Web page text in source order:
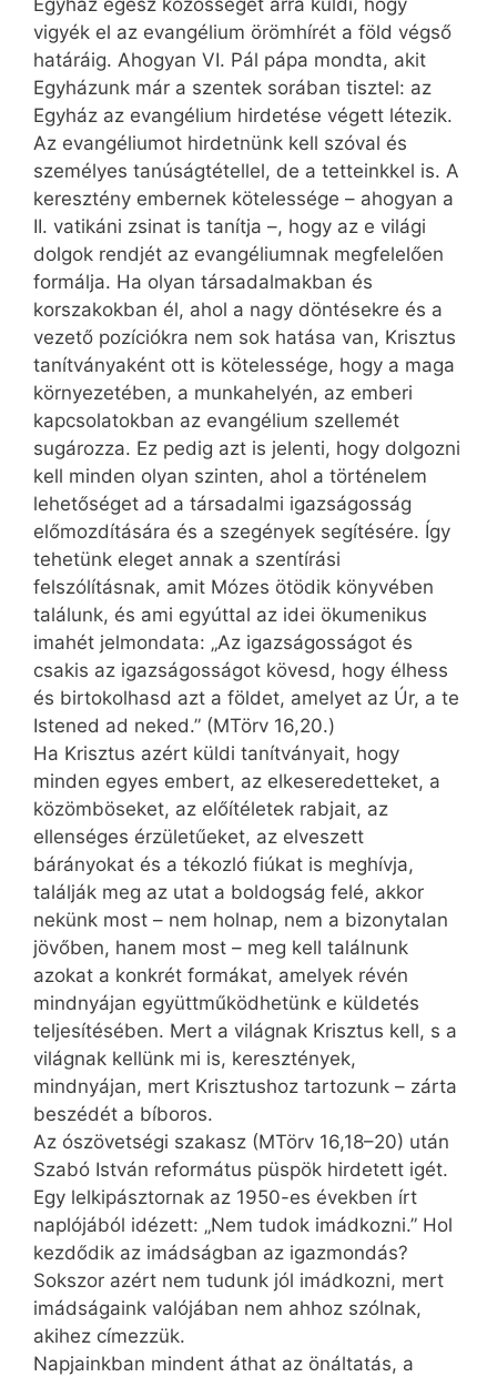
Egyház egész közösségét arra küldi, hogy
vigyék el az evangélium örömhírét a föld végső
határáig. Ahogyan VI. Pál pápa mondta, akit
Egyházunk már a szentek sorában tisztel: az
Egyház az evangélium hirdetése végett létezik.
Az evangéliumot hirdetnünk kell szóval és
személyes tanúságtétellel, de a tetteinkkel is. A
keresztény embernek kötelessége – ahogyan a
II. vatikáni zsinat is tanítja –, hogy az e világi
dolgok rendjét az evangéliumnak megfelelően
formálja. Ha olyan társadalmakban és
korszakokban él, ahol a nagy döntésekre és a
vezető pozíciókra nem sok hatása van, Krisztus
tanítványaként ott is kötelessége, hogy a maga
környezetében, a munkahelyén, az emberi
kapcsolatokban az evangélium szellemét
sugározza. Ez pedig azt is jelenti, hogy dolgozni
kell minden olyan szinten, ahol a történelem
lehetőséget ad a társadalmi igazságosság
előmozdítására és a szegények segítésére. Így
tehetünk eleget annak a szentírási
felszólításnak, amit Mózes ötödik könyvében
találunk, és ami egyúttal az idei ökumenikus
imahét jelmondata: „Az igazságosságot és
csakis az igazságosságot kövesd, hogy élhess
és birtokolhasd azt a földet, amelyet az Úr, a te
Istened ad neked.” (MTörv 16,20.)
Ha Krisztus azért küldi tanítványait, hogy
minden egyes embert, az elkeseredetteket, a
közömböseket, az előítéletek rabjait, az
ellenséges érzületűeket, az elveszett
bárányokat és a tékozló fiúkat is meghívja,
találják meg az utat a boldogság felé, akkor
nekünk most – nem holnap, nem a bizonytalan
jövőben, hanem most – meg kell találnunk
azokat a konkrét formákat, amelyek révén
mindnyájan együttműködhetünk e küldetés
teljesítésében. Mert a világnak Krisztus kell, s a
világnak kellünk mi is, keresztények,
mindnyájan, mert Krisztushoz tartozunk – zárta
beszédét a bíboros.
Az ószövetségi szakasz (MTörv 16,18–20) után
Szabó István református püspök hirdetett igét.
Egy lelkipásztornak az 1950-es években írt
naplójából idézett: „Nem tudok imádkozni.” Hol
kezdődik az imádságban az igazmondás?
Sokszor azért nem tudunk jól imádkozni, mert
imádságaink valójában nem ahhoz szólnak,
akihez címezzük.
Napjainkban mindent áthat az önáltatás, a